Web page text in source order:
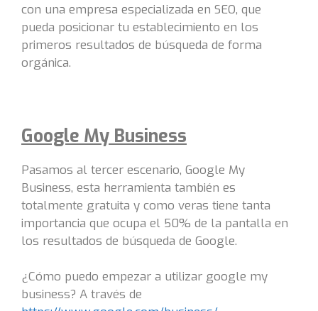
con una empresa especializada en SEO, que
pueda posicionar tu establecimiento en los
primeros resultados de búsqueda de forma
orgánica.
Google My Business
Pasamos al tercer escenario, Google My
Business, esta herramienta también es
totalmente gratuita y como veras tiene tanta
importancia que ocupa el 50% de la pantalla en
los resultados de búsqueda de Google.
¿Cómo puedo empezar a utilizar google my
business? A través de